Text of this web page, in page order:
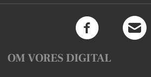
OM VORES DIGITAL